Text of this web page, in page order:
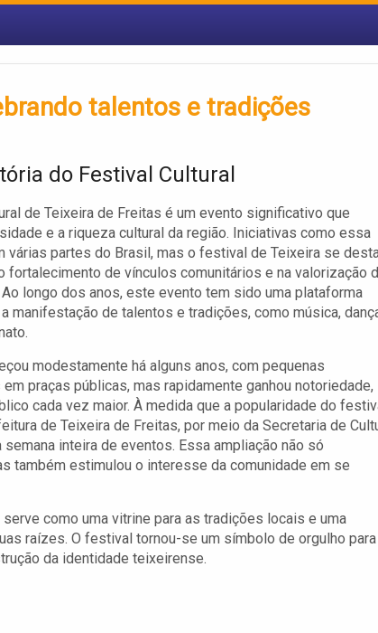
talentos e tradições
do Festival Cultural
de Teixeira de Freitas é um evento significativo que
e a riqueza cultural da região. Iniciativas como essa
várias partes do Brasil, mas o festival de Teixeira se
fortalecimento de vínculos comunitários e na valorização
longo dos anos, este evento tem sido uma plataforma
manifestação de talentos e tradições, como música,
modestamente há alguns anos, com pequenas
praças públicas, mas rapidamente ganhou notoriedade,
cada vez maior. À medida que a popularidade do
de Teixeira de Freitas, por meio da Secretaria de
inteira de eventos. Essa ampliação não só
também estimulou o interesse da comunidade em se
como uma vitrine para as tradições locais e uma
raízes. O festival tornou-se um símbolo de orgulho para
da identidade teixeirense.